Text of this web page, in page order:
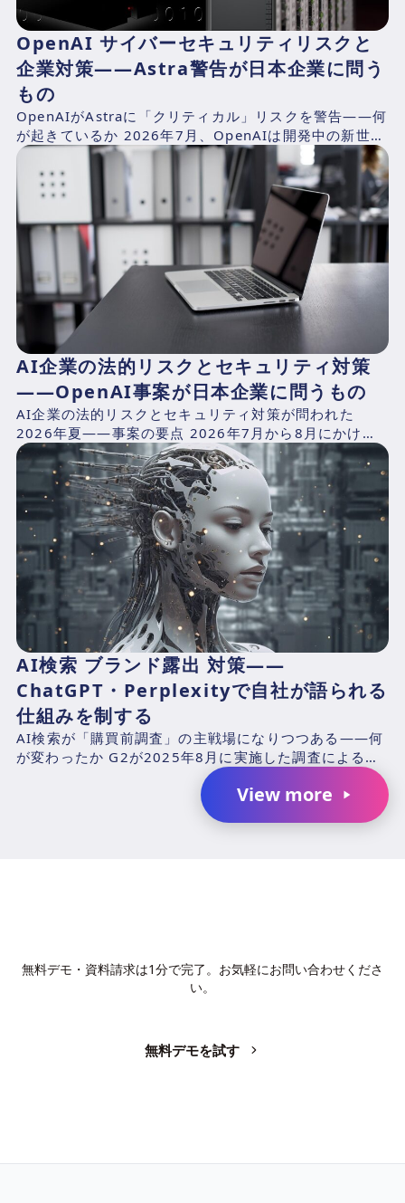
OpenAI サイバーセキュリティリスクと
企業対策——Astra警告が日本企業に問う
もの
OpenAIがAstraに「クリティカル」リスクを警告——何
が起きているか 2026年7月、OpenAIは開発中の新世代
AIモデル「Astra」の予備評価におい...
AI企業の法的リスクとセキュリティ対策
——OpenAI事案が日本企業に問うもの
AI企業の法的リスクとセキュリティ対策が問われた
2026年夏——事案の要点 2026年7月から8月にかけ
て、AIプラットフォームが抱える構造的リスクを同時に
露出...
AI検索 ブランド露出 対策——
ChatGPT・Perplexityで自社が語られる
仕組みを制する
AI検索が「購買前調査」の主戦場になりつつある——何
が変わったか G2が2025年8月に実施した調査による
と、B2Bソフトウェアバイヤーの87%がAIチャットボ...
View more
無料デモ・資料請求は1分で完了。お気軽にお問い合わせくださ
い。
無料デモを試す